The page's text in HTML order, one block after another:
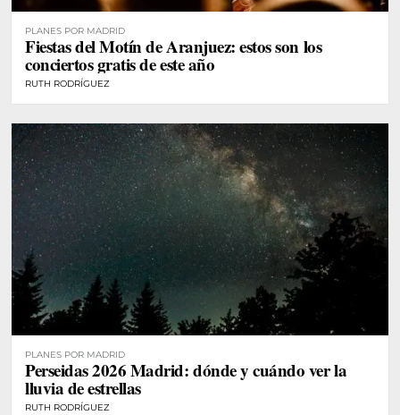
PLANES POR MADRID
Fiestas del Motín de Aranjuez: estos son los
conciertos gratis de este año
RUTH RODRÍGUEZ
PLANES POR MADRID
Perseidas 2026 Madrid: dónde y cuándo ver la
lluvia de estrellas
RUTH RODRÍGUEZ